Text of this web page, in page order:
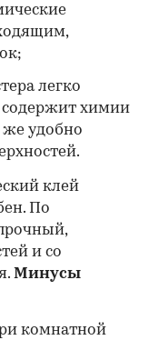
легко
содержит химии
же удобно
клей
По
и со
Минусы
комнатной